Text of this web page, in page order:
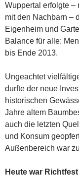
Wuppertal erfolgte –
mit den Nachbarn –
Eigenheim und
Balance für alle:
bis Ende 2013.
Ungeachtet
durfte der neue
historischen
Jahre altem
auch die letzten
und Konsum
Außenbereich war
Heute war Richtfest